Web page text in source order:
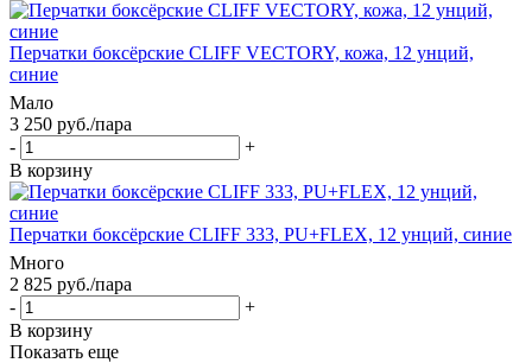
Перчатки боксёрские CLIFF VECTORY, кожа, 12 унций,
синие
Мало
3 250 руб./пара
-
+
В корзину
Перчатки боксёрские CLIFF 333, PU+FLEX, 12 унций, синие
Много
2 825 руб./пара
-
+
В корзину
Показать еще